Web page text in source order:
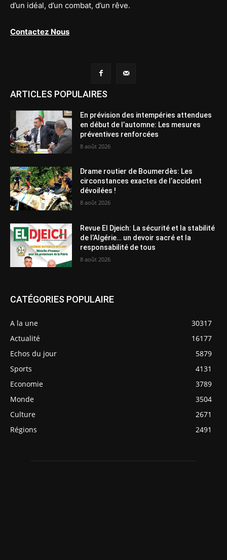
d’un idéal, d’un combat, d’un rêve.
Contactez Nous
ARTICLES POPULAIRES
En prévision des intempéries attendues
en début de l’automne: Les mesures
préventives renforcées
8 août 2026
Drame routier de Boumerdès: Les
circonstances exactes de l’accident
dévoilées !
8 août 2026
Revue El Djeich: La sécurité et la stabilité
de l’Algérie… un devoir sacré et la
responsabilité de tous
8 août 2026
CATÉGORIES POPULAIRE
A la une
30317
Actualité
16177
Echos du jour
5879
Sports
4131
Economie
3789
Monde
3504
Culture
2671
Régions
2491